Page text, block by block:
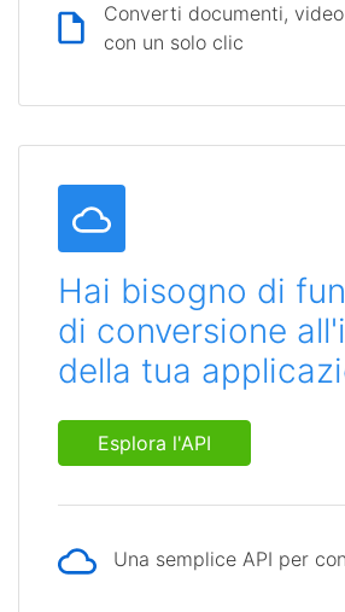
Converti documenti,
con un solo clic
Hai bisogno di
di conversione
della tua
Esplora l'API
Una semplice API per